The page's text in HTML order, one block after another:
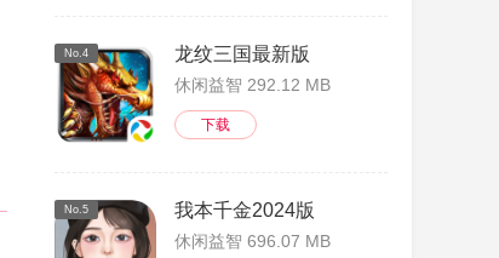
No.4 龙纹三国最新版
休闲益智 292.12 MB
下载
No.5 我本千金2024版
休闲益智 696.07 MB